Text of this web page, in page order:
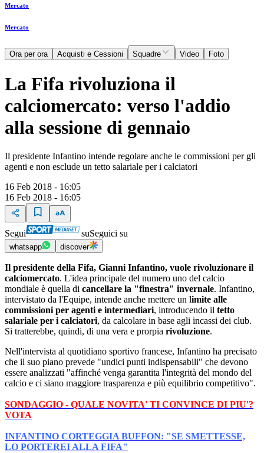
Mercato
Mercato
Ora per ora Acquisti e Cessioni Squadre Video Foto
La Fifa rivoluziona il
calciomercato: verso l'addio
alla sessione di gennaio
Il presidente Infantino intende regolare anche le commissioni per gli
agenti e non esclude un tetto salariale per i calciatori
16 Feb 2018 - 16:05
16 Feb 2018 - 16:05
Segui suSeguici su
whatsapp discover
Il presidente della Fifa, Gianni Infantino, vuole rivoluzionare il
calciomercato. L'idea principale del numero uno del calcio
mondiale è quella di cancellare la "finestra" invernale. Infantino,
intervistato da l'Equipe, intende anche mettere un limite alle
commissioni per agenti e intermediari, introducendo il tetto
salariale per i calciatori, da calcolare in base agli incassi dei club.
Si tratterebbe, quindi, di una vera e prorpia rivoluzione.
Nell'intervista al quotidiano sportivo francese, Infantino ha precisato
che il suo piano prevede "undici punti indispensabili" che devono
essere analizzati "affinché venga garantita l'integrità del mondo del
calcio e ci siano maggiore trasparenza e più equilibrio competitivo".
SONDAGGIO - QUALE NOVITA' TI CONVINCE DI PIU'?
VOTA
INFANTINO CORTEGGIA BUFFON: "SE SMETTESSE,
LO PORTEREI ALLA FIFA"